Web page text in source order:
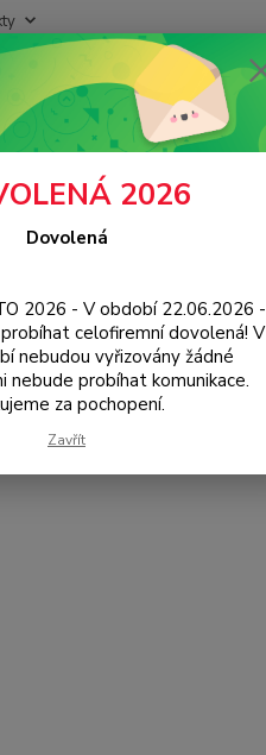
Hledat
LG H955 Flex 2
2026
Dovolená
2026 - V období 22.06.2026 -
celofiremní dovolená! V
nebudou vyřizovány žádné
nebude probíhat komunikace.
za pochopení.
Zavřít